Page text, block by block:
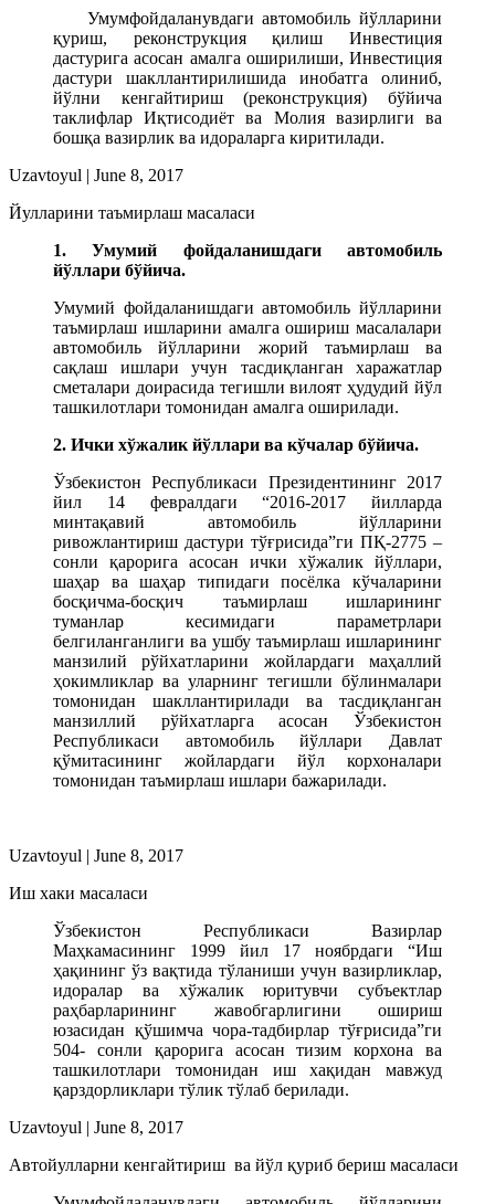
Умумфойдаланувдаги автомобиль йўлларини
қуриш, реконструкция қилиш Инвестиция
дастурига асосан амалга оширилиши, Инвестиция
дастури шакллантирилишида инобатга олиниб,
йўлни кенгайтириш (реконструкция) бўйича
таклифлар Иқтисодиёт ва Молия вазирлиги ва
бошқа вазирлик ва идораларга киритилади.
Uzavtoyul | June 8, 2017
Йулларини таъмирлаш масаласи
1. Умумий фойдаланишдаги автомобиль
йўллари бўйича.
Умумий фойдаланишдаги автомобиль йўлларини
таъмирлаш ишларини амалга ошириш масалалари
автомобиль йўлларини жорий таъмирлаш ва
сақлаш ишлари учун тасдиқланган харажатлар
сметалари доирасида тегишли вилоят ҳудудий йўл
ташкилотлари томонидан амалга оширилади.
2. Ички хўжалик йўллари ва кўчалар бўйича.
Ўзбекистон Республикаси Президентининг 2017
йил 14 февралдаги “2016-2017 йилларда
минтақавий автомобиль йўлларини
ривожлантириш дастури тўғрисида”ги ПҚ-2775 –
сонли қарорига асосан ички хўжалик йўллари,
шаҳар ва шаҳар типидаги посёлка кўчаларини
босқичма-босқич таъмирлаш ишларининг
туманлар кесимидаги параметрлари
белгиланганлиги ва ушбу таъмирлаш ишларининг
манзилий рўйхатларини жойлардаги маҳаллий
ҳокимликлар ва уларнинг тегишли бўлинмалари
томонидан шакллантирилади ва тасдиқланган
манзиллий рўйхатларга асосан Ўзбекистон
Республикаси автомобиль йўллари Давлат
қўмитасининг жойлардаги йўл корхоналари
томонидан таъмирлаш ишлари бажарилади.
Uzavtoyul | June 8, 2017
Иш хаки масаласи
Ўзбекистон Республикаси Вазирлар
Маҳкамасининг 1999 йил 17 ноябрдаги “Иш
ҳақининг ўз вақтида тўланиши учун вазирликлар,
идоралар ва хўжалик юритувчи субъектлар
раҳбарларининг жавобгарлигини ошириш
юзасидан қўшимча чора-тадбирлар тўғрисида”ги
504- сонли қарорига асосан тизим корхона ва
ташкилотлари томонидан иш хақидан мавжуд
қарздорликлари тўлик тўлаб берилади.
Uzavtoyul | June 8, 2017
Автойулларни кенгайтириш ва йўл қуриб бериш масаласи